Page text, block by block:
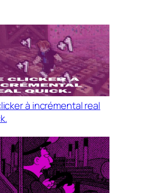
à incrémental real